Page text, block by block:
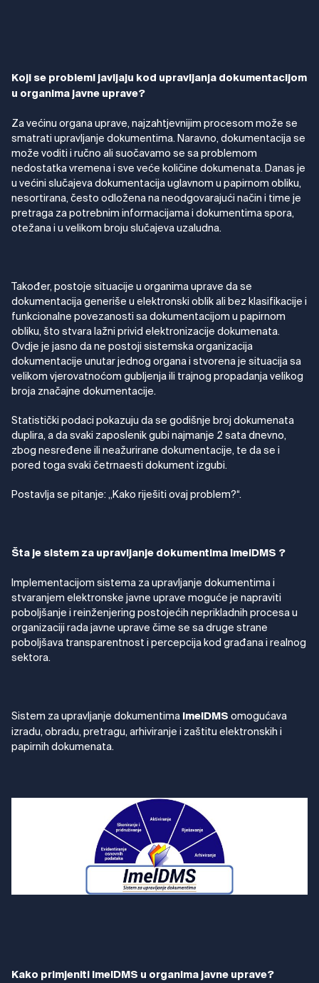
Koji se problemi javljaju kod upravljanja dokumentacijom
u organima javne uprave?
Za većinu organa uprave, najzahtjevnijim procesom može se
smatrati upravljanje dokumentima. Naravno, dokumentacija se
može voditi i ručno ali suočavamo se sa problemom
nedostatka vremena i sve veće količine dokumenata. Danas je
u većini slučajeva dokumentacija uglavnom u papirnom obliku,
nesortirana, često odložena na neodgovarajući način i time je
pretraga za potrebnim informacijama i dokumentima spora,
otežana i u velikom broju slučajeva uzaludna.
Također, postoje situacije u organima uprave da se
dokumentacija generiše u elektronski oblik ali bez klasifikacije i
funkcionalne povezanosti sa dokumentacijom u papirnom
obliku, što stvara lažni privid elektronizacije dokumenata.
Ovdje je jasno da ne postoji sistemska organizacija
dokumentacije unutar jednog organa i stvorena je situacija sa
velikom vjerovatnoćom gubljenja ili trajnog propadanja velikog
broja značajne dokumentacije.
Statistički podaci pokazuju da se godišnje broj dokumenata
duplira, a da svaki zaposlenik gubi najmanje 2 sata dnevno,
zbog nesređene ili neažurirane dokumentacije, te da se i
pored toga svaki četrnaesti dokument izgubi.
Postavlja se pitanje: „Kako riješiti ovaj problem?“.
Šta je sistem za upravljanje dokumentima ImelDMS ?
Implementacijom sistema za upravljanje dokumentima i
stvaranjem elektronske javne uprave moguće je napraviti
poboljšanje i reinženjering postojećih neprikladnih procesa u
organizaciji rada javne uprave čime se sa druge strane
poboljšava transparentnost i percepcija kod građana i realnog
sektora.
Sistem za upravljanje dokumentima ImelDMS omogućava
izradu, obradu, pretragu, arhiviranje i zaštitu elektronskih i
papirnih dokumenata.
Kako primjeniti ImelDMS u organima javne uprave?